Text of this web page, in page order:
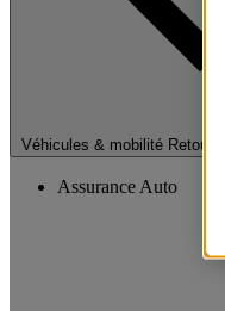
Véhicules & mobilité Retour
Assurance Auto